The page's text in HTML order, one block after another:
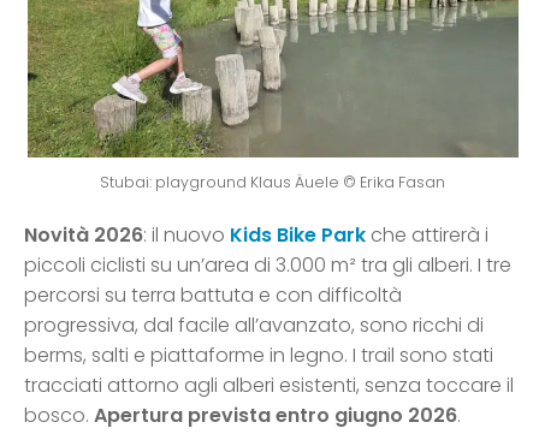
Stubai: playground Klaus Äuele © Erika Fasan
Novità 2026: il nuovo Kids Bike Park che attirerà i
piccoli ciclisti su un’area di 3.000 m² tra gli alberi. I tre
percorsi su terra battuta e con difficoltà
progressiva, dal facile all’avanzato, sono ricchi di
berms, salti e piattaforme in legno. I trail sono stati
tracciati attorno agli alberi esistenti, senza toccare il
bosco. Apertura prevista entro giugno 2026.